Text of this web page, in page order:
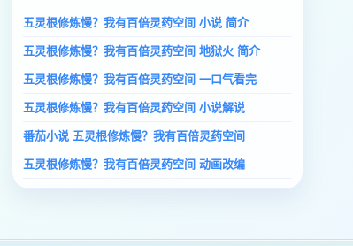
五灵根修炼慢？我有百倍灵药空间 小说 简介
五灵根修炼慢？我有百倍灵药空间 地狱火 简介
五灵根修炼慢？我有百倍灵药空间 一口气看完
五灵根修炼慢？我有百倍灵药空间 小说解说
番茄小说 五灵根修炼慢？我有百倍灵药空间
五灵根修炼慢？我有百倍灵药空间 动画改编